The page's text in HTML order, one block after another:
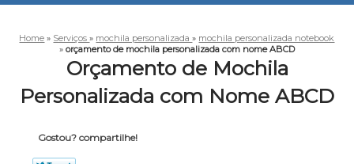
Home » Serviços» mochila personalizada» mochila personalizada notebook
» orçamento de mochila personalizada com nome ABCD
Orçamento de Mochila
Personalizada com Nome ABCD
Gostou? compartilhe!